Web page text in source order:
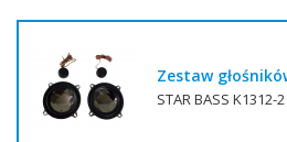
Zestaw
STAR BASS K1312-2